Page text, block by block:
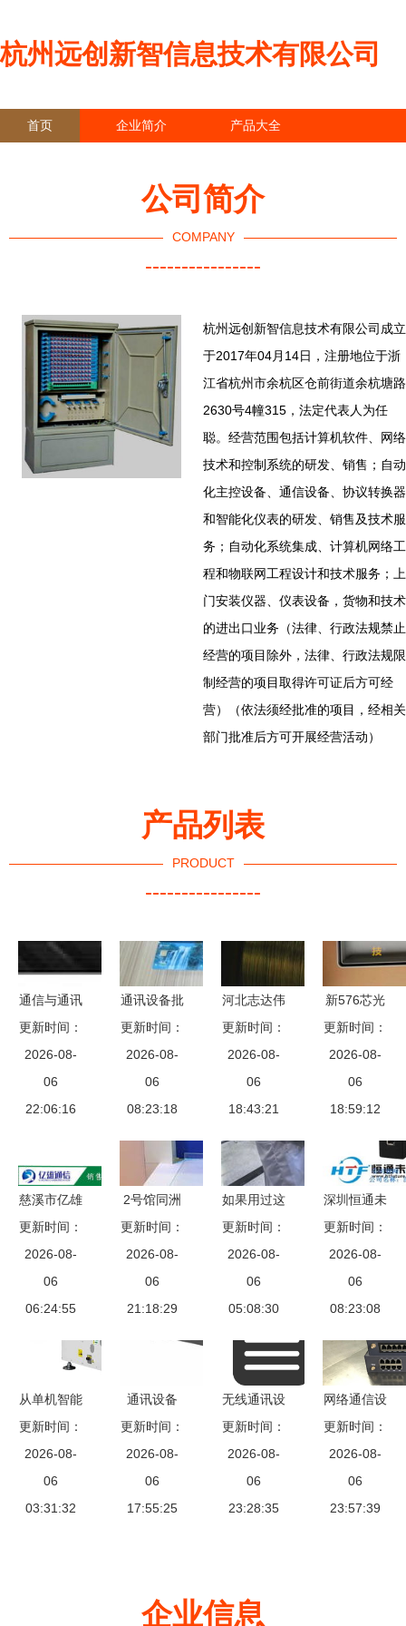
杭州远创新智信息技术有限公司
首页 企业简介 产品大全
公司简介
COMPANY
----------------
杭州远创新智信息技术有限公司成立
于2017年04月14日，注册地位于浙
江省杭州市余杭区仓前街道余杭塘路
2630号4幢315，法定代表人为任
聪。经营范围包括计算机软件、网络
技术和控制系统的研发、销售；自动
化主控设备、通信设备、协议转换器
和智能化仪表的研发、销售及技术服
务；自动化系统集成、计算机网络工
程和物联网工程设计和技术服务；上
门安装仪器、仪表设备，货物和技术
的进出口业务（法律、行政法规禁止
经营的项目除外，法律、行政法规限
制经营的项目取得许可证后方可经
营）（依法须经批准的项目，经相关
部门批准后方可开展经营活动）
产品列表
PRODUCT
----------------
通信与通讯
设备 无形
世界的连接
基石
更新时间：
2026-08-
06
22:06:16
通讯设备批
发与电脑软
件生态 厂
商、供应商
的协同之路
更新时间：
2026-08-
06
08:23:18
河北志达伟
业镀锌黄铁
线 工业材
料的视觉呈
现与应用解
更新时间：
2026-08-
06
18:43:21
新576芯光
缆交接箱
价格、图
片、品牌与
慈溪日天通
货优势详解
更新时间：
2026-08-
06
18:59:12
慈溪市亿雄
通信设备厂
专注通讯设
备供应，赋
能高效连接
更新时间：
2026-08-
06
06:24:55
2号馆同洲
电子华丽亮
相 2005年
通信设备技
术展回顾
更新时间：
2026-08-
06
21:18:29
如果用过这
些电脑软
件，你就老
了
更新时间：
2026-08-
06
05:08:30
深圳恒通未
来科技百兆
自适应快速
以太网光纤
收发器 通
靠之选
更新时间：
2026-08-
06
08:23:08
从单机智能
到整线协同
SMT生产设
备领跑电子
智造升级浪
更新时间：
2026-08-
06
03:31:32
通讯设备
连接世界的
无形桥梁
更新时间：
2026-08-
06
17:55:25
无线通讯设
备爆炸事件
软件异常引
发硬件灾难
的警示
更新时间：
2026-08-
06
23:28:35
网络通信设
备、功能与
软件概述
更新时间：
2026-08-
06
23:57:39
企业信息